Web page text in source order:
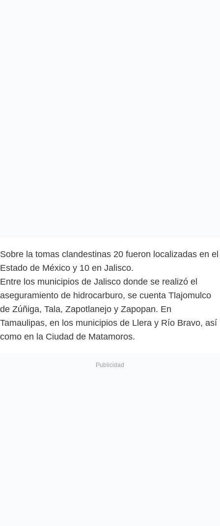
Sobre la tomas clandestinas 20 fueron localizadas en el
Estado de México y 10 en Jalisco.
Entre los municipios de Jalisco donde se realizó el
aseguramiento de hidrocarburo, se cuenta Tlajomulco
de Zúñiga, Tala, Zapotlanejo y Zapopan. En
Tamaulipas, en los municipios de Llera y Río Bravo, así
como en la Ciudad de Matamoros.